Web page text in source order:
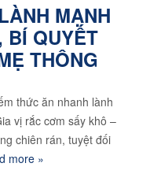
MẠNH
BÍ QUYẾT
THÔNG
thức ăn nhanh lành
vị rắc cơm sấy khô –
chiên rán, tuyệt đối
more »